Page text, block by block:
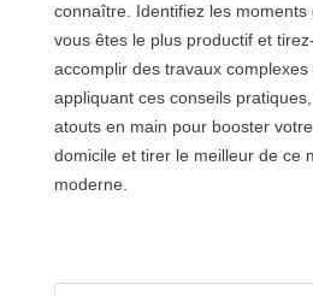
connaître. Identifiez les moments
vous êtes le plus productif et
accomplir des travaux complexes
appliquant ces conseils
atouts en main pour booster
domicile et tirer le meilleur de ce
moderne.